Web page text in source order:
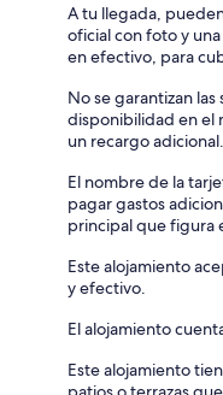
A tu llegada,
oficial con foto y
en efectivo, para
No se garantizan
disponibilidad en el
un recargo adicional.
El nombre de la
pagar gastos
principal que figura
Este alojamiento
y efectivo.
El alojamiento
Este alojamiento